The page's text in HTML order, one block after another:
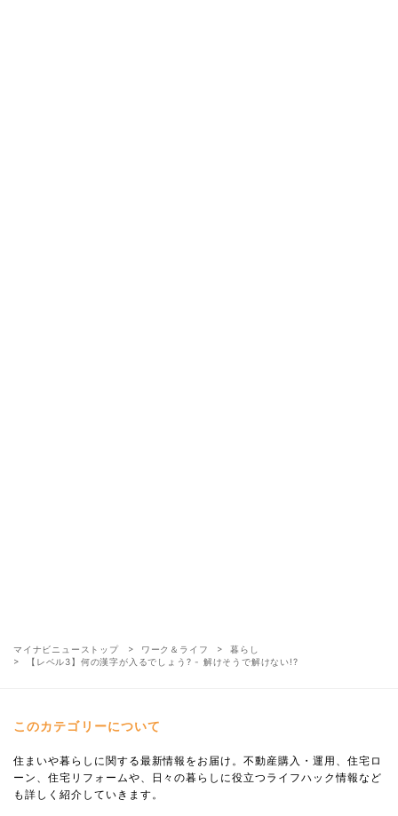
マイナビニューストップ ワーク＆ライフ
暮らし
【レベル3】何の漢字が入るでしょう? - 解けそうで解けない!?
このカテゴリーについて
住まいや暮らしに関する最新情報をお届け。不動産購入・運用、住宅ロ
ーン、住宅リフォームや、日々の暮らしに役立つライフハック情報など
も詳しく紹介していきます。